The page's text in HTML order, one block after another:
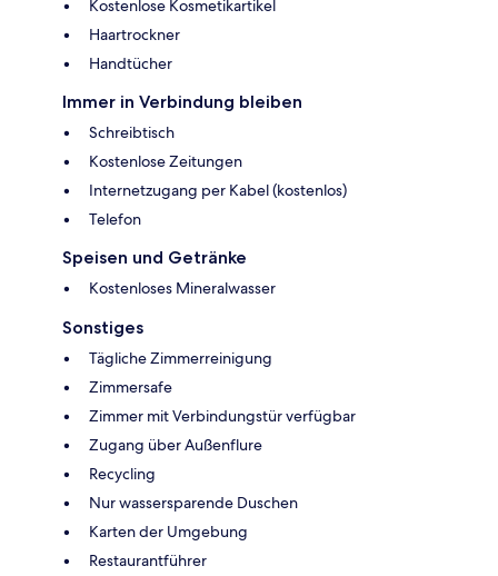
Kostenlose Kosmetikartikel
Haartrockner
Handtücher
Immer in Verbindung bleiben
Schreibtisch
Kostenlose Zeitungen
Internetzugang per Kabel (kostenlos)
Telefon
Speisen und Getränke
Kostenloses Mineralwasser
Sonstiges
Tägliche Zimmerreinigung
Zimmersafe
Zimmer mit Verbindungstür verfügbar
Zugang über Außenflure
Recycling
Nur wassersparende Duschen
Karten der Umgebung
Restaurantführer